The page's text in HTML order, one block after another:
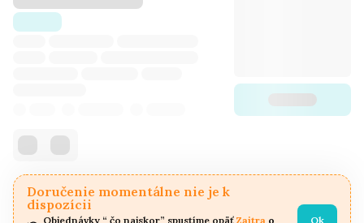
Doručenie momentálne nie je k
dispozícii
Objednávky “ čo najskor” spustíme opäť Zajtra Ok